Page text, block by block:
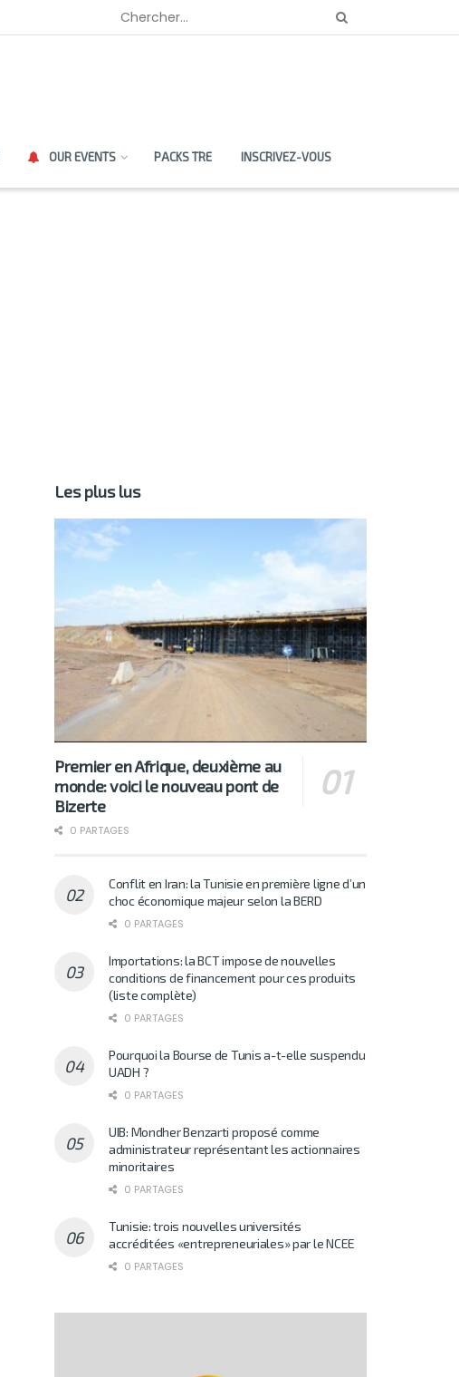
OUR EVENTS PACKS TRE INSCRIVEZ-VOUS
Les plus lus
Premier en Afrique, deuxième au
monde: voici le nouveau pont de
Bizerte
0 PARTAGES
Conflit en Iran: la Tunisie en première ligne d’un
choc économique majeur selon la BERD
0 PARTAGES
Importations: la BCT impose de nouvelles
conditions de financement pour ces produits
(liste complète)
0 PARTAGES
Pourquoi la Bourse de Tunis a-t-elle suspendu
UADH ?
0 PARTAGES
UIB: Mondher Benzarti proposé comme
administrateur représentant les actionnaires
minoritaires
0 PARTAGES
Tunisie: trois nouvelles universités
accréditées «entrepreneuriales» par le NCEE
0 PARTAGES